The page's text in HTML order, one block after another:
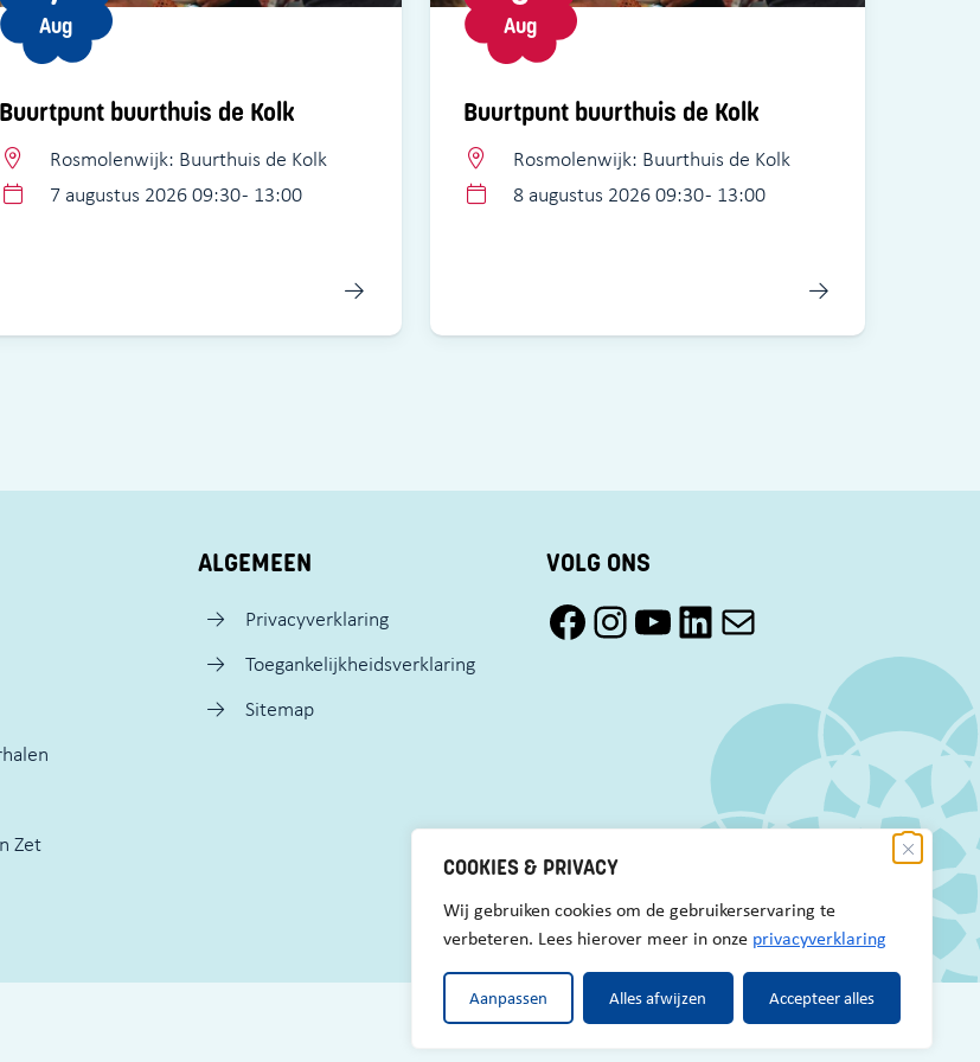
COOKIES & PRIVACY
Wij gebruiken cookies om de gebruikerservaring te
verbeteren. Lees hierover meer in onze privacyverklaring
Aanpassen Alles afwijzen Accepteer alles
Buurtpunt buurthuis de Kolk
Aug
Rosmolenwijk: Buurthuis de Kolk
7 augustus 2026 09:30 - 13:00
Buurtpunt buurthuis de Kolk
Aug
Rosmolenwijk: Buurthuis de Kolk
8 augustus 2026 09:30 - 13:00
Zet
ALGEMEEN
Privacyverklaring
Toegankelijkheidsverklaring
Sitemap
VOLG ONS
Facebook Pact Zaandam OostInstagram Pact Zaandam OostYouTube Pact Zaandam OostLinkedIn
Mail